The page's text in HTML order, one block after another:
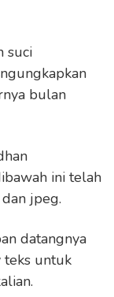
suci
bulan
ini telah
jpeg.
datangnya
teks untuk